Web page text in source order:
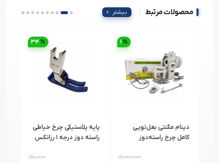
محصولات مرتبط بیشتر
دینام مگنتی بغل‌توپی
کامل چرخ راسته‌دوز
18,000,000
1
پایه پلاستیکی چرخ خیاطی
راسته دوز درجه 1 رزاتکس
150,000
34